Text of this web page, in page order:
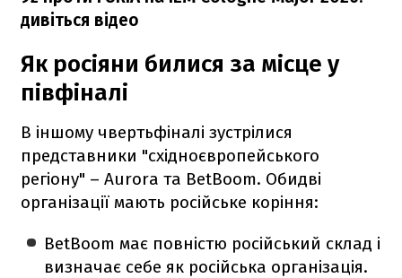
дивіться відео
Як росіяни билися за місце у
півфіналі
В іншому чвертьфіналі зустрілися
представники "східноєвропейського
регіону" – Aurora та BetBoom. Обидві
організації мають російське коріння:
BetBoom має повністю російський склад і
визначає себе як російська організація.